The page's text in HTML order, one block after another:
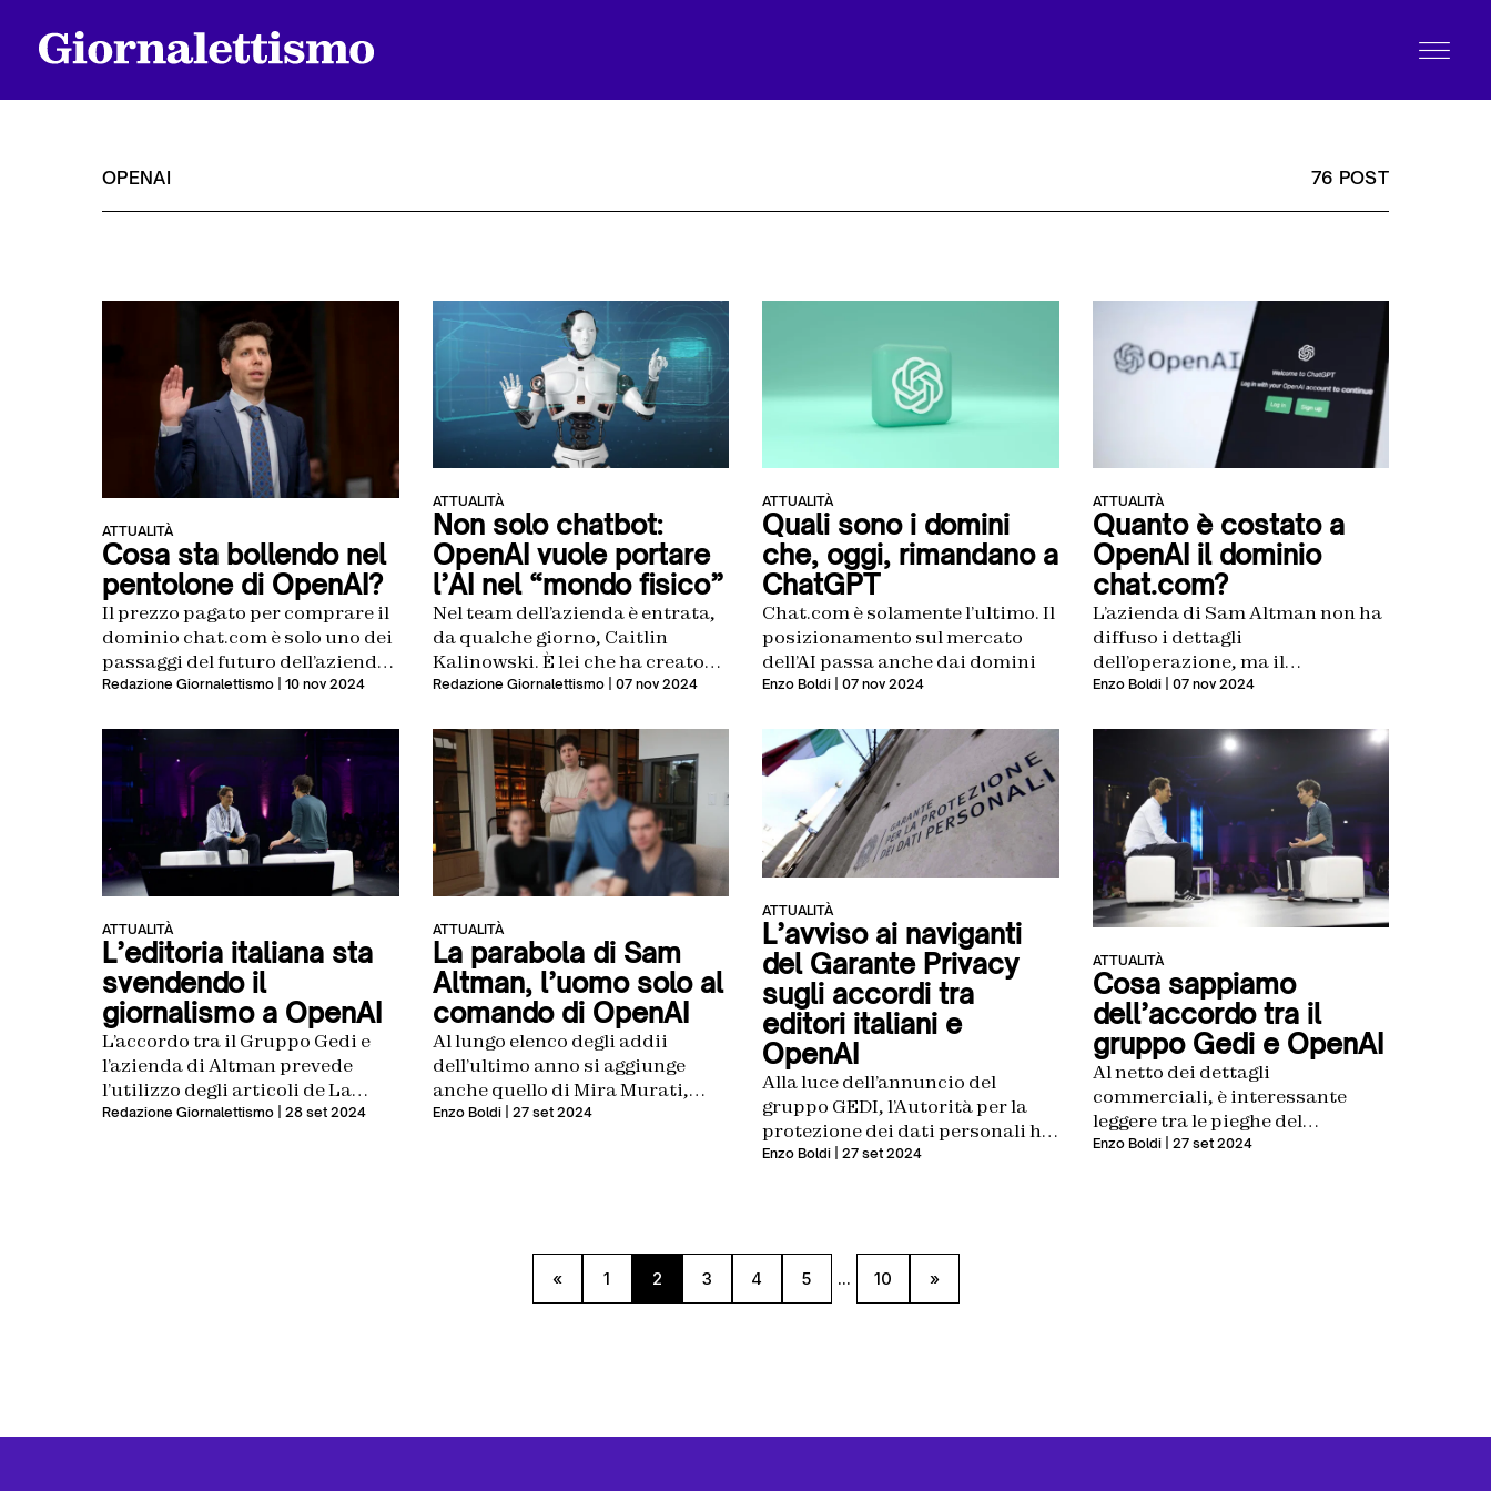
Chi siamo
OPENAI 76 POST
ATTUALITÀ
Cosa sta bollendo nel
pentolone di OpenAI?
Il prezzo pagato per comprare il
dominio chat.com è solo uno dei
passaggi del futuro dell’azienda
di Sam Altman
Redazione Giornalettismo | 10 nov 2024
ATTUALITÀ
Non solo chatbot:
OpenAI vuole portare
l’AI nel “mondo fisico”
Nel team dell’azienda è entrata,
da qualche giorno, Caitlin
Kalinowski. È lei che ha creato
l’hardware degli Oculus VR di
Redazione Giornalettismo| 07 nov 2024
ATTUALITÀ
Quali sono i domini
che, oggi, rimandano a
ChatGPT
Chat.com è solamente l’ultimo. Il
posizionamento sul mercato
dell’AI passa anche dai domini
Enzo Boldi | 07 nov 2024
ATTUALITÀ
Quanto è costato a
OpenAI il dominio
chat.com?
L’azienda di Sam Altman non ha
diffuso i dettagli
dell’operazione, ma il
precedente proprietario ha
rispetto alla sua acquisizione
(che risale all’inizio del 2023) da
15,5 milioni di dollari
Enzo Boldi| 07 nov 2024
ATTUALITÀ
L’editoria italiana sta
svendendo il
giornalismo a OpenAI
L’accordo tra il Gruppo Gedi e
l’azienda di Altman prevede
l’utilizzo degli articoli de La
Repubblica e La Stampa per
Redazione Giornalettismo | 28 set 2024
ATTUALITÀ
La parabola di Sam
Altman, l’uomo solo al
comando di OpenAI
Al lungo elenco degli addii
dell’ultimo anno si aggiunge
anche quello di Mira Murati,
Chief technology officer
Enzo Boldi| 27 set 2024
ATTUALITÀ
L’avviso ai naviganti
del Garante Privacy
sugli accordi tra
editori italiani e
OpenAI
Alla luce dell’annuncio del
gruppo GEDI, l’Autorità per la
protezione dei dati personali ha
deciso di seguire la situazione
Enzo Boldi | 27 set 2024
ATTUALITÀ
Cosa sappiamo
dell’accordo tra il
gruppo Gedi e OpenAI
Al netto dei dettagli
commerciali, è interessante
leggere tra le pieghe del
comunicato ufficiale
Enzo Boldi| 27 set 2024
« 1 2 3 4 5 ... 10 »